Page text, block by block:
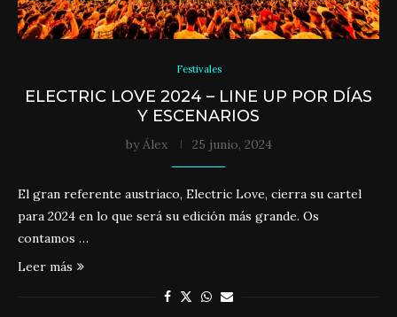
Festivales
ELECTRIC LOVE 2024 – LINE UP POR DÍAS
Y ESCENARIOS
byÁlex 25 junio, 2024
El gran referente austriaco, Electric Love, cierra su cartel
para 2024 en lo que será su edición más grande. Os
contamos …
Leer más